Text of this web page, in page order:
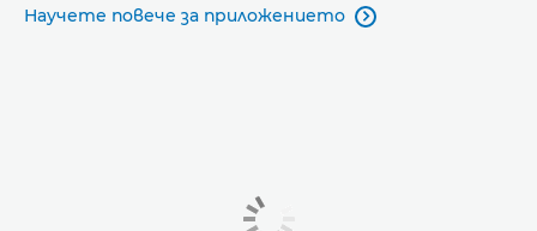
Научете повече за приложението 